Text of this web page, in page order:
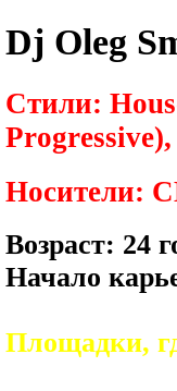
Dj Oleg
Стили:
Носители:
Возраст: 24
Начало
Площадки,